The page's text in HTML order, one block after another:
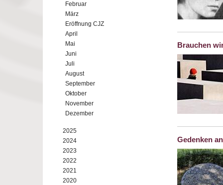
Februar
März
Eröffnung CJZ
April
Mai
Juni
Juli
August
September
Oktober
November
Dezember
2025
2024
2023
2022
2021
2020
Brauchen
Gedenken